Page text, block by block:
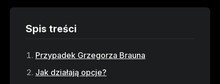
Spis treści
Przypadek Grzegorza Brauna
Jak działają opcje?